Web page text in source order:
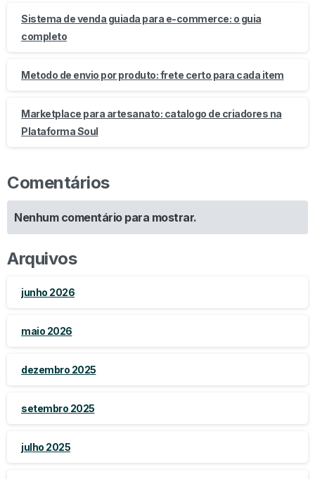
Sistema de venda guiada para e-commerce: o guia
completo
Metodo de envio por produto: frete certo para cada item
Marketplace para artesanato: catalogo de criadores na
Plataforma Soul
Comentários
Nenhum comentário para mostrar.
Arquivos
junho 2026
maio 2026
dezembro 2025
setembro 2025
julho 2025